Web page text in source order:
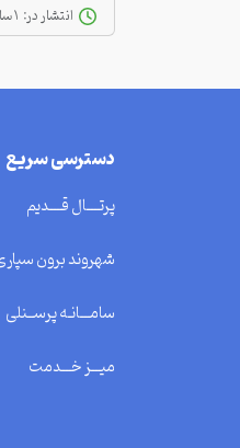
انتشار در:
دسترسی سریع
پرتــــال قــــدیم
شهروند برون
سامـــانـه پرســنلی
میـــز خـــدمت